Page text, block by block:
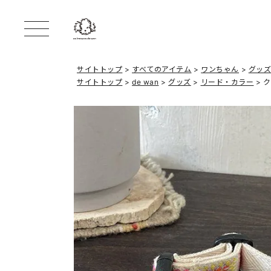
サイトトップ すべてのアイテム ワンちゃん
グッズ
サイトトップ
de wan グッズ リード・カラー